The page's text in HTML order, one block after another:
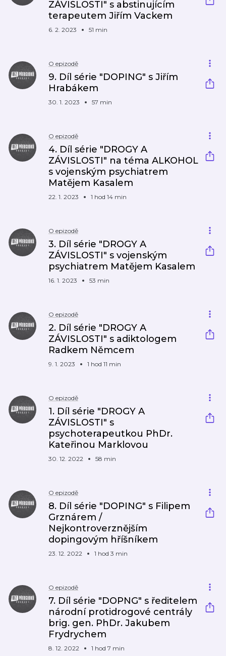
ZÁVISLOSTI" s abstinujícím
terapeutem Jiřím Vackem
6. 2. 2023 51 min
O epizodě
9. Díl série "DOPING" s Jiřím
Hrabákem
30. 1. 2023 57 min
O epizodě
4. Díl série "DROGY A
ZÁVISLOSTI" na téma ALKOHOL
s vojenským psychiatrem
Matějem Kasalem
22. 1. 2023 1 hod 14 min
O epizodě
3. Díl série "DROGY A
ZÁVISLOSTI" s vojenským
psychiatrem Matějem Kasalem
16. 1. 2023 53 min
O epizodě
2. Díl série "DROGY A
ZÁVISLOSTI" s adiktologem
Radkem Němcem
9. 1. 2023 1 hod 11 min
O epizodě
1. Díl série "DROGY A
ZÁVISLOSTI" s
psychoterapeutkou PhDr.
Kateřinou Marklovou
30. 12. 2022 58 min
O epizodě
8. Díl série "DOPING" s Filipem
Grznárem /
Nejkontroverznějším
dopingovým hříšníkem
23. 12. 2022 1 hod 3 min
O epizodě
7. Díl série "DOPNG" s ředitelem
národní protidrogové centrály
brig. gen. PhDr. Jakubem
Frydrychem
8. 12. 2022 1 hod 7 min